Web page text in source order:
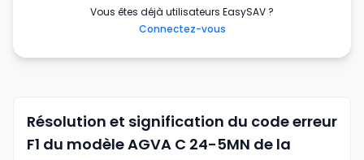
Vous êtes déjà utilisateurs EasySAV ?
Connectez-vous
Résolution et signification du code erreur
F1 du modèle AGVA C 24-5MN de la